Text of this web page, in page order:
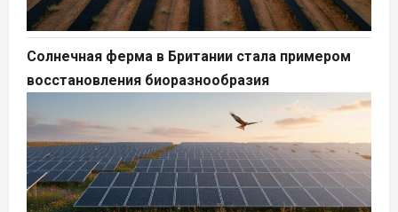
Солнечная ферма в Британии стала примером
восстановления биоразнообразия